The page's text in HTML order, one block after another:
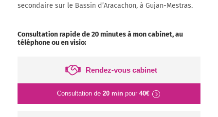
secondaire sur le Bassin d’Aracachon, à Gujan-Mestras.
Consultation rapide de 20 minutes à mon cabinet, au
téléphone ou en visio:
Rendez-vous cabinet
Consultation de 20 min pour 40€